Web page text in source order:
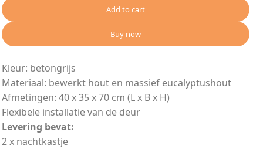
Add to cart
Buy now
Kleur: betongrijs
Materiaal: bewerkt hout en massief eucalyptushout
Afmetingen: 40 x 35 x 70 cm (L x B x H)
Flexibele installatie van de deur
Levering bevat:
2 x nachtkastje